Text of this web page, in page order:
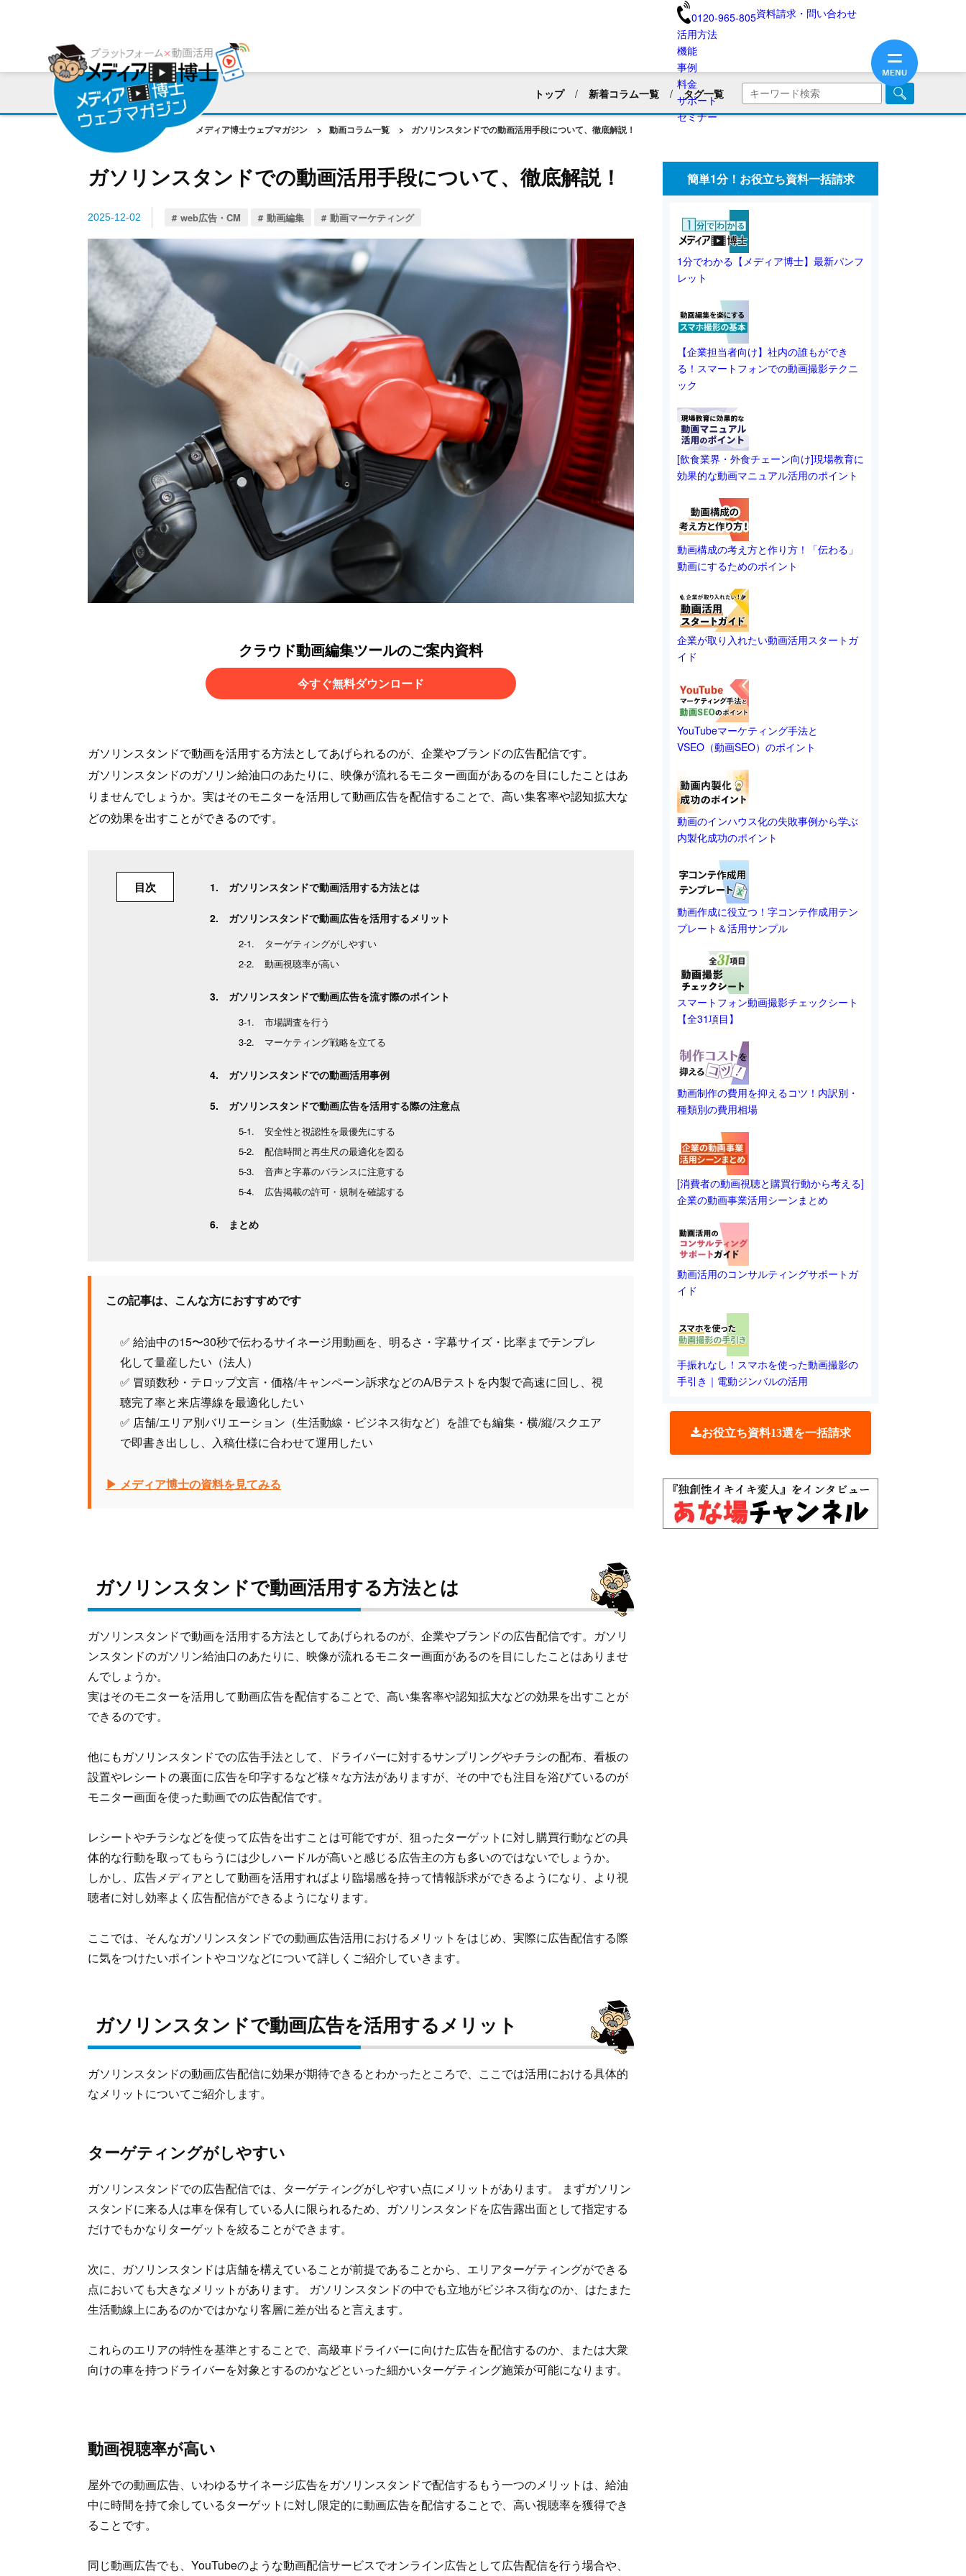
0120-965-805資料請求・問い合わせ
活用方法
機能
ットフォーム
編集ツール
事例
用会社様の声
ラットフォーム事例
料金
サポート
ンサルティング・サポート
役立ち資料
セミナー
トップ 新着コラム一覧 タグ一覧
すべて 採用活動
商品・サービス紹介
建築業界
化粧品・美容用品 ブランディング
医療業界
ホテル・旅館・民宿
保険業界・生命保険
新企画リリース 会員向け情報
動画編集
社内向け 動画制作のコツ
SNS動画
動画マーケティング
業界別動画活用
メディア博士ウェブマガジン > 動画コラム一覧 > ガソリンスタンドでの動画活用手段について、徹底解説！
ガソリンスタンドでの動画活用手段について、徹底解説！
2025-12-02 web広告・CM 動画編集 動画マーケティング
クラウド動画編集ツールのご案内資料
今すぐ無料ダウンロード
ガソリンスタンドで動画を活用する方法としてあげられるのが、企業やブランドの広告配信です。
ガソリンスタンドのガソリン給油口のあたりに、映像が流れるモニター画面があるのを目にしたことはあ
りませんでしょうか。実はそのモニターを活用して動画広告を配信することで、高い集客率や認知拡大な
どの効果を出すことができるのです。
目次 ガソリンスタンドで動画活用する方法とは
ガソリンスタンドで動画広告を活用するメリット
ターゲティングがしやすい
動画視聴率が高い
ガソリンスタンドで動画広告を流す際のポイント
市場調査を行う
マーケティング戦略を立てる
ガソリンスタンドでの動画活用事例
ガソリンスタンドで動画広告を活用する際の注意点
安全性と視認性を最優先にする
配信時間と再生尺の最適化を図る
音声と字幕のバランスに注意する
広告掲載の許可・規制を確認する
まとめ
この記事は、こんな方におすすめです
✅ 給油中の15〜30秒で伝わるサイネージ用動画を、明るさ・字幕サイズ・比率までテンプレ
化して量産したい（法人）
✅ 冒頭数秒・テロップ文言・価格/キャンペーン訴求などのA/Bテストを内製で高速に回し、視
聴完了率と来店導線を最適化したい
✅ 店舗/エリア別バリエーション（生活動線・ビジネス街など）を誰でも編集・横/縦/スクエア
で即書き出しし、入稿仕様に合わせて運用したい
▶ メディア博士の資料を見てみる
ガソリンスタンドで動画活用する方法とは
ガソリンスタンドで動画を活用する方法としてあげられるのが、企業やブランドの広告配信です。ガソリ
ンスタンドのガソリン給油口のあたりに、映像が流れるモニター画面があるのを目にしたことはありませ
んでしょうか。
実はそのモニターを活用して動画広告を配信することで、高い集客率や認知拡大などの効果を出すことが
できるのです。
他にもガソリンスタンドでの広告手法として、ドライバーに対するサンプリングやチラシの配布、看板の
設置やレシートの裏面に広告を印字するなど様々な方法がありますが、その中でも注目を浴びているのが
モニター画面を使った動画での広告配信です。
レシートやチラシなどを使って広告を出すことは可能ですが、狙ったターゲットに対し購買行動などの具
体的な行動を取ってもらうには少しハードルが高いと感じる広告主の方も多いのではないでしょうか。
しかし、広告メディアとして動画を活用すればより臨場感を持って情報訴求ができるようになり、より視
聴者に対し効率よく広告配信ができるようになります。
ここでは、そんなガソリンスタンドでの動画広告活用におけるメリットをはじめ、実際に広告配信する際
に気をつけたいポイントやコツなどについて詳しくご紹介していきます。
ガソリンスタンドで動画広告を活用するメリット
ガソリンスタンドの動画広告配信に効果が期待できるとわかったところで、ここでは活用における具体的
なメリットについてご紹介します。
ターゲティングがしやすい
ガソリンスタンドでの広告配信では、ターゲティングがしやすい点にメリットがあります。 まずガソリン
スタンドに来る人は車を保有している人に限られるため、ガソリンスタンドを広告露出面として指定する
だけでもかなりターゲットを絞ることができます。
次に、ガソリンスタンドは店舗を構えていることが前提であることから、エリアターゲティングができる
点においても大きなメリットがあります。 ガソリンスタンドの中でも立地がビジネス街なのか、はたまた
生活動線上にあるのかではかなり客層に差が出ると言えます。
これらのエリアの特性を基準とすることで、高級車ドライバーに向けた広告を配信するのか、または大衆
向けの車を持つドライバーを対象とするのかなどといった細かいターゲティング施策が可能になります。
動画視聴率が高い
屋外での動画広告、いわゆるサイネージ広告をガソリンスタンドで配信するもう一つのメリットは、給油
中に時間を持て余しているターゲットに対し限定的に動画広告を配信することで、高い視聴率を獲得でき
ることです。
同じ動画広告でも、YouTubeのような動画配信サービスでオンライン広告として広告配信を行う場合や、
簡単1分！お役立ち資料一括請求
1分でわかる【メディア博士】最新パンフ
レット
【企業担当者向け】社内の誰もができ
る！スマートフォンでの動画撮影テクニ
ック
[飲食業界・外食チェーン向け]現場教育に
効果的な動画マニュアル活用のポイント
動画構成の考え方と作り方！「伝わる」
動画にするためのポイント
企業が取り入れたい動画活用スタートガ
イド
YouTubeマーケティング手法と
VSEO（動画SEO）のポイント
動画のインハウス化の失敗事例から学ぶ
内製化成功のポイント
動画作成に役立つ！字コンテ作成用テン
プレート＆活用サンプル
スマートフォン動画撮影チェックシート
【全31項目】
動画制作の費用を抑えるコツ！内訳別・
種類別の費用相場
[消費者の動画視聴と購買行動から考える]
企業の動画事業活用シーンまとめ
動画活用のコンサルティングサポートガ
イド
手振れなし！スマホを使った動画撮影の
手引き｜電動ジンバルの活用
お役立ち資料13選を一括請求